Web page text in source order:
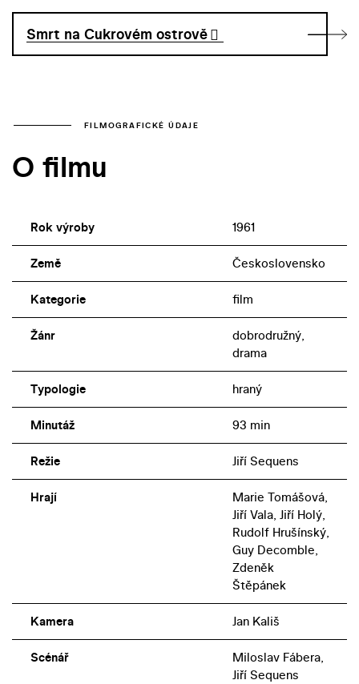
Smrt na Cukrovém ostrově
FILMOGRAFICKÉ ÚDAJE
O filmu
Rok výroby 1961
Země Československo
Kategorie film
Žánr
dobrodružný,
drama
Typologie hraný
Minutáž 93 min
Režie Jiří Sequens
Hrají
Marie Tomášová,
Jiří Vala, Jiří Holý,
Rudolf Hrušínský,
Guy Decomble,
Zdeněk
Štěpánek
Kamera Jan Kališ
Scénář
Miloslav Fábera,
Jiří Sequens